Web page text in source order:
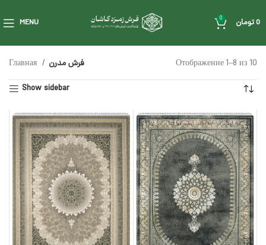
MENU 0 0تومان
Главная فرش مدرن
Отображение 1–8 из 10
Show sidebar